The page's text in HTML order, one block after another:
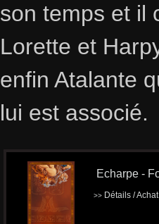
son temps et il
Lorette et
enfin Atalante
lui est associé.
Echarpe -
>> Détails /